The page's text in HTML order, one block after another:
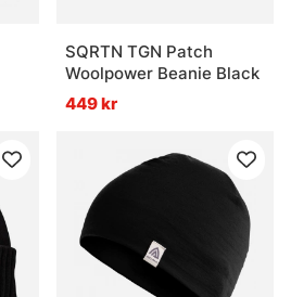
SQRTN TGN Patch
Woolpower Beanie Black
449 kr